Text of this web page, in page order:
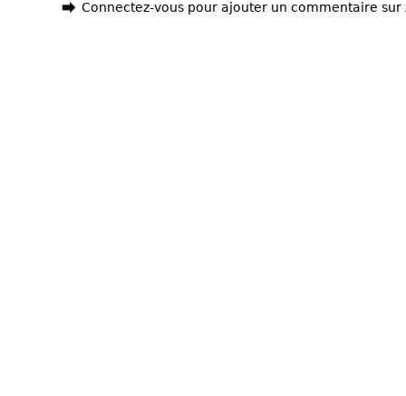
Connectez-vous pour ajouter un commentaire sur